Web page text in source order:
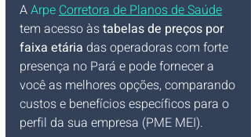
A Arpe Corretora de Planos de Saúde
tem acesso às tabelas de preços por
faixa etária das operadoras com forte
presença no Pará e pode fornecer a
você as melhores opções, comparando
custos e benefícios específicos para o
perfil da sua empresa (PME MEI).